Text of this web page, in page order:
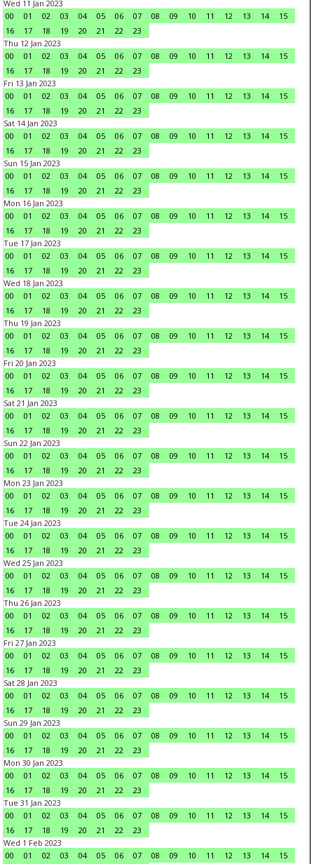
Wed 11 Jan 2023
00
01 02 03 04 05 06 07 08 09 10 11 12 13 14
15
16
17 18 19 20 21 22
23
Thu 12 Jan 2023
00
01 02 03 04 05 06 07 08 09 10 11 12 13 14
15
16
17 18 19 20 21 22
23
Fri 13 Jan 2023
00
01 02 03 04 05 06 07 08 09 10 11 12 13 14
15
16
17 18 19 20 21 22
23
Sat 14 Jan 2023
00
01 02 03 04 05 06 07 08 09 10 11 12 13 14
15
16
17 18 19 20 21 22
23
Sun 15 Jan 2023
00
01 02 03 04 05 06 07 08 09 10 11 12 13 14
15
16
17 18 19 20 21 22
23
Mon 16 Jan 2023
00
01 02 03 04 05 06 07 08 09 10 11 12 13 14
15
16
17 18 19 20 21 22
23
Tue 17 Jan 2023
00
01 02 03 04 05 06 07 08 09 10 11 12 13 14
15
16
17 18 19 20 21 22
23
Wed 18 Jan 2023
00
01 02 03 04 05 06 07 08 09 10 11 12 13 14
15
16
17 18 19 20 21 22
23
Thu 19 Jan 2023
00
01 02 03 04 05 06 07 08 09 10 11 12 13 14
15
16
17 18 19 20 21 22
23
Fri 20 Jan 2023
00
01 02 03 04 05 06 07 08 09 10 11 12 13 14
15
16
17 18 19 20 21 22
23
Sat 21 Jan 2023
00
01 02 03 04 05 06 07 08 09 10 11 12 13 14
15
16
17 18 19 20 21 22
23
Sun 22 Jan 2023
00
01 02 03 04 05 06 07 08 09 10 11 12 13 14
15
16
17 18 19 20 21 22
23
Mon 23 Jan 2023
00
01 02 03 04 05 06 07 08 09 10 11 12 13 14
15
16
17 18 19 20 21 22
23
Tue 24 Jan 2023
00
01 02 03 04 05 06 07 08 09 10 11 12 13 14
15
16
17 18 19 20 21 22
23
Wed 25 Jan 2023
00
01 02 03 04 05 06 07 08 09 10 11 12 13 14
15
16
17 18 19 20 21 22
23
Thu 26 Jan 2023
00
01 02 03 04 05 06 07 08 09 10 11 12 13 14
15
16
17 18 19 20 21 22
23
Fri 27 Jan 2023
00
01 02 03 04 05 06 07 08 09 10 11 12 13 14
15
16
17 18 19 20 21 22
23
Sat 28 Jan 2023
00
01 02 03 04 05 06 07 08 09 10 11 12 13 14
15
16
17 18 19 20 21 22
23
Sun 29 Jan 2023
00
01 02 03 04 05 06 07 08 09 10 11 12 13 14
15
16
17 18 19 20 21 22
23
Mon 30 Jan 2023
00
01 02 03 04 05 06 07 08 09 10 11 12 13 14
15
16
17 18 19 20 21 22
23
Tue 31 Jan 2023
00
01 02 03 04 05 06 07 08 09 10 11 12 13 14
15
16
17 18 19 20 21 22
23
Wed 1 Feb 2023
00
01 02 03 04 05 06 07 08 09 10 11 12 13 14
15